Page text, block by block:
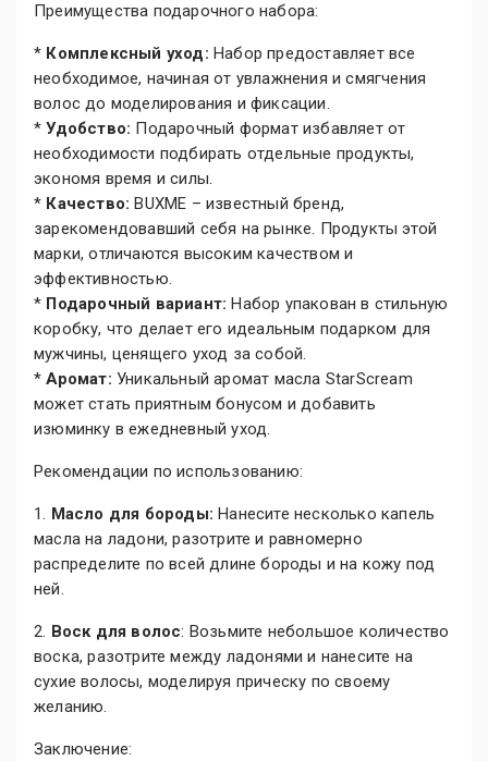
Преимущества подарочного набора:
* Комплексный уход: Набор предоставляет все
необходимое, начиная от увлажнения и смягчения
волос до моделирования и фиксации.
*Удобство: Подарочный формат избавляет от
необходимости подбирать отдельные продукты,
экономя время и силы.
* Качество: BUXME – известный бренд,
зарекомендовавший себя на рынке. Продукты этой
марки, отличаются высоким качеством и
эффективностью.
* Подарочный вариант: Набор упакован в стильную
коробку, что делает его идеальным подарком для
мужчины, ценящего уход за собой.
*Аромат: Уникальный аромат масла StarScream
может стать приятным бонусом и добавить
изюминку в ежедневный уход.
Рекомендации по использованию:
1. Масло для бороды: Нанесите несколько капель
масла на ладони, разотрите и равномерно
распределите по всей длине бороды и на кожу под
ней.
2. Воск для волос: Возьмите небольшое количество
воска, разотрите между ладонями и нанесите на
сухие волосы, моделируя прическу по своему
желанию.
Заключение: